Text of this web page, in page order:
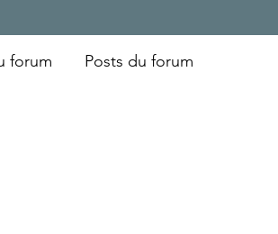
forum Posts du forum